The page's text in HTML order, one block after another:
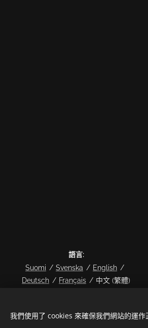
Copyright Skyline Legal Oy 2026
語言
Suomi
Svenska
English
Deutsch
Français 中文 (繁體)
我們使用了 cookies 來確保我們網站的運